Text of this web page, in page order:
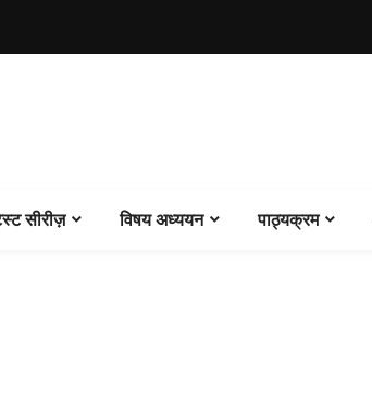
सीरीज़ विषय अध्ययन पाठ्यक्रम